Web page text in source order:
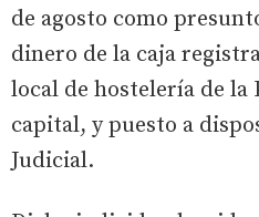
de agosto como
dinero de la caja
local de hostelería de la
capital, y puesto a
Judicial.